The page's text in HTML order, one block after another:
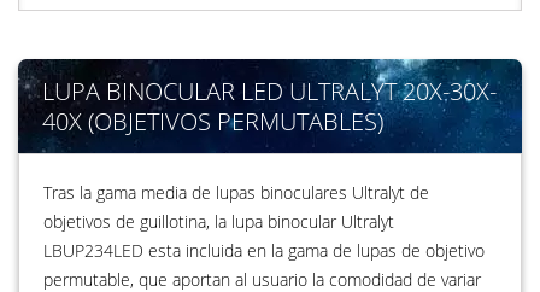
LUPA BINOCULAR LED ULTRALYT 20X-30X-
40X (OBJETIVOS PERMUTABLES)
Tras la gama media de lupas binoculares Ultralyt de
objetivos de guillotina, la lupa binocular Ultralyt
LBUP234LED esta incluida en la gama de lupas de objetivo
permutable, que aportan al usuario la comodidad de variar